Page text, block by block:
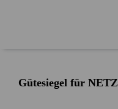
Gütesiegel für NETZ